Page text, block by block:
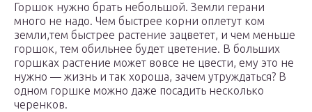
Горшок нужно брать небольшой. Земли герани
много не надо. Чем быстрее корни оплетут ком
земли,тем быстрее растение зацветет, и чем меньше
горшок, тем обильнее будет цветение. В больших
горшках растение может вовсе не цвести, ему это не
нужно — жизнь и так хороша, зачем утруждаться? В
одном горшке можно даже посадить несколько
черенков.